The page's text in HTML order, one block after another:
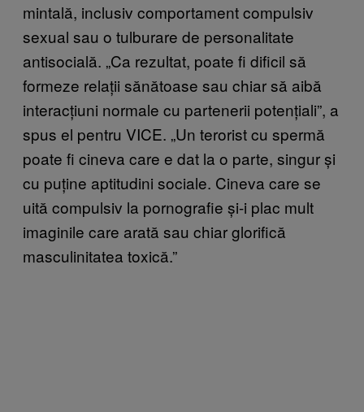
mintală, inclusiv comportament compulsiv
sexual sau o tulburare de personalitate
antisocială. „Ca rezultat, poate fi dificil să
formeze relații sănătoase sau chiar să aibă
interacțiuni normale cu partenerii potențiali”, a
spus el pentru VICE. „Un terorist cu spermă
poate fi cineva care e dat la o parte, singur și
cu puține aptitudini sociale. Cineva care se
uită compulsiv la pornografie și-i plac mult
imaginile care arată sau chiar glorifică
masculinitatea toxică.”